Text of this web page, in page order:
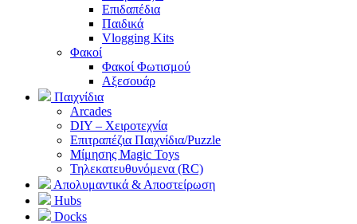
Επιδαπέδια
Παιδικά
Vlogging Kits
Φακοί
Φακοί Φωτισμού
Αξεσουάρ
Παιχνίδια
Arcades
DIY – Χειροτεχνία
Επιτραπέζια Παιχνίδια/Puzzle
Μίμησης Magic Toys
Τηλεκατευθυνόμενα (RC)
Απολυμαντικά & Αποστείρωση
Hubs
Docks